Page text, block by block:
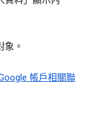
象。
帳戶相關聯